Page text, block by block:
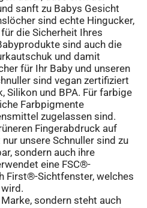
sanft zu Babys Gesicht
sind echte Hingucker,
die Sicherheit Ihres
sind auch die
und damit
für Ihr Baby und unseren
sind vegan zertifiziert
Silikon und BPA. Für farbige
Farbpigmente
zugelassen sind.
Fingerabdruck auf
unsere Schnuller sind zu
sondern auch ihre
eine FSC®-
First®-Sichtfenster, welches
sondern steht auch